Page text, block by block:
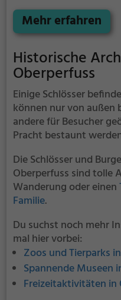
Aspekte aus längst
einen kleinen Einblick in
Mehr erfahren
Historische
Oberperfuss
Einige Schlösser
können nur von
andere für Besucher
Pracht bestaunt
Die Schlösser und
Oberperfuss sind tolle
Wanderung oder einen
Familie.
Du suchst noch mehr
mal hier vorbei:
Zoos und Tierparks
Spannende Museen
Freizeitaktivitäten in